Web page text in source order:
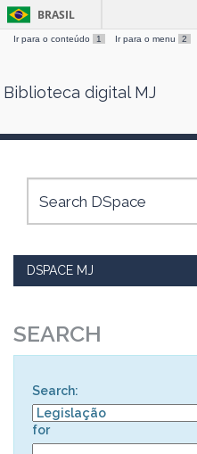
Skip
BRASIL
Ir para o conteúdo 1 Ir para o menu 2
Biblioteca digital MJ
DSPACE MJ
SEARCH
Search:
for